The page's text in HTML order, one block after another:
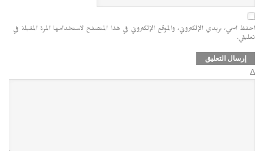
احفظ اسمي، بريدي الإلكتروني، والموقع الإلكتروني في هذا المتصفح لاستخدامها المرة المقبلة في
تعليقي.
Δ